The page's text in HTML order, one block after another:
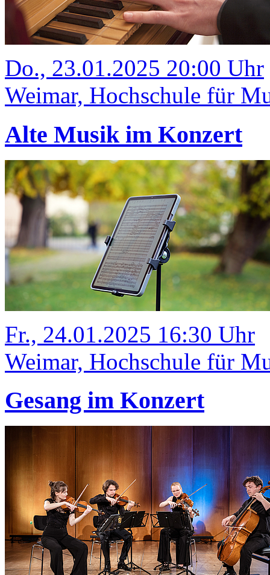
Do., 23.01.2025 20:00 Uhr
Weimar, Hochschule für
Alte Musik im Konzert
Fr., 24.01.2025 16:30 Uhr
Weimar, Hochschule für
Gesang im Konzert